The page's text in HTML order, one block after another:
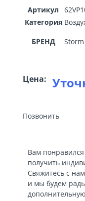
Артикул
Категория
БРЕНД Storm
Цена:
Позвонить
Вам понравился
получить
Свяжитесь с
и мы будем